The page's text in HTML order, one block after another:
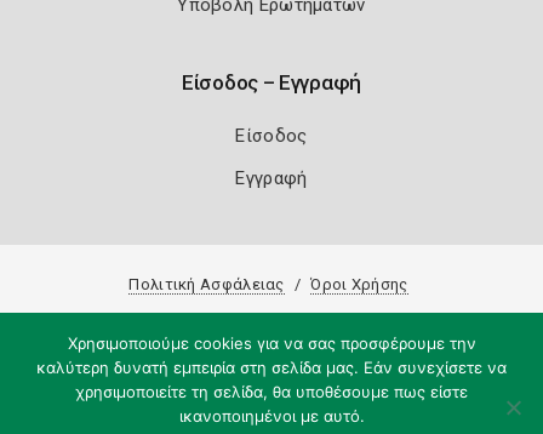
Είσοδος – Εγγραφή
Είσοδος
Εγγραφή
Πολιτική Ασφάλειας Όροι Χρήσης
Χρησιμοποιούμε cookies για να σας προσφέρουμε την
καλύτερη δυνατή εμπειρία στη σελίδα μας. Εάν συνεχίσετε να
χρησιμοποιείτε τη σελίδα, θα υποθέσουμε πως είστε
ικανοποιημένοι με αυτό.